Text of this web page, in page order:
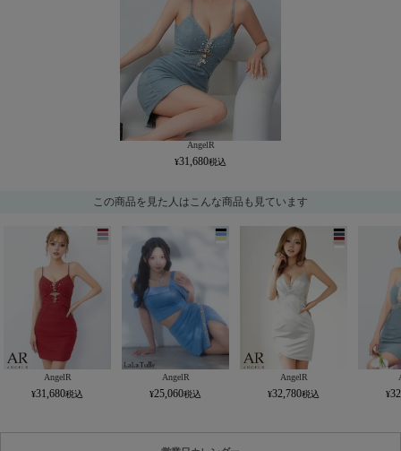
AngelR
31,680
この商品を見た人はこんな商品も見ています
AngelR
31,680
AngelR
25,060
AngelR
32,780